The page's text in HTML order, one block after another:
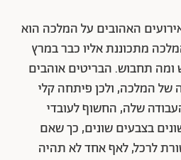
האהובים על המלכה הוא
מתכוננת אליו כבר במרץ
תחבוש. הבריטים אוהבים
של המלכה, ולכן פיתחה קלי
שלה, החשוף לעובדי
בצבעים שונים, כך שאם
לרכל, לאף אחד לא תהיה